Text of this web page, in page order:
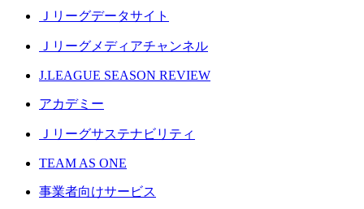
Ｊリーグデータサイト
Ｊリーグメディアチャンネル
J.LEAGUE SEASON REVIEW
アカデミー
Ｊリーグサステナビリティ
TEAM AS ONE
事業者向けサービス